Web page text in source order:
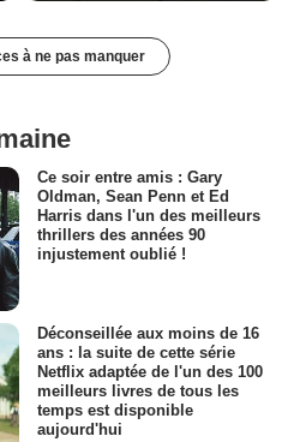
à ne pas manquer
Ce soir entre amis : Gary
Oldman, Sean Penn et Ed
Harris dans l'un des meilleurs
thrillers des années 90
injustement oublié !
Déconseillée aux moins de 16
ans : la suite de cette série
Netflix adaptée de l'un des 100
meilleurs livres de tous les
temps est disponible
aujourd'hui